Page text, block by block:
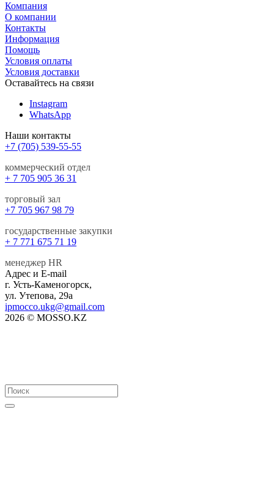
Компания
О компании
Контакты
Информация
Помощь
Условия оплаты
Условия доставки
Оставайтесь на связи
Instagram
WhatsApp
Наши контакты
+7 (705) 539-55-55
коммерческий отдел
+ 7 705 905 36 31
торговый зал
+7 705 967 98 79
государственные закупки
+ 7 771 675 71 19
менеджер HR
Адрес и E-mail
г. Усть-Каменогорск,
ул. Утепова, 29а
ipmocco.ukg@gmail.com
2026 © MOSSO.KZ